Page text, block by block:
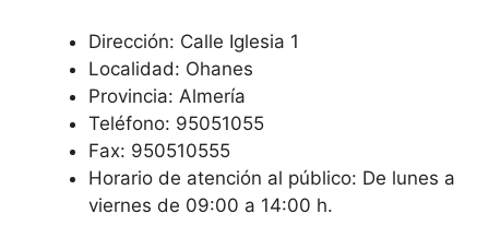
Dirección: Calle Iglesia 1
Localidad: Ohanes
Provincia: Almería
Teléfono: 95051055
Fax: 950510555
Horario de atención al público: De lunes a
viernes de 09:00 a 14:00 h.